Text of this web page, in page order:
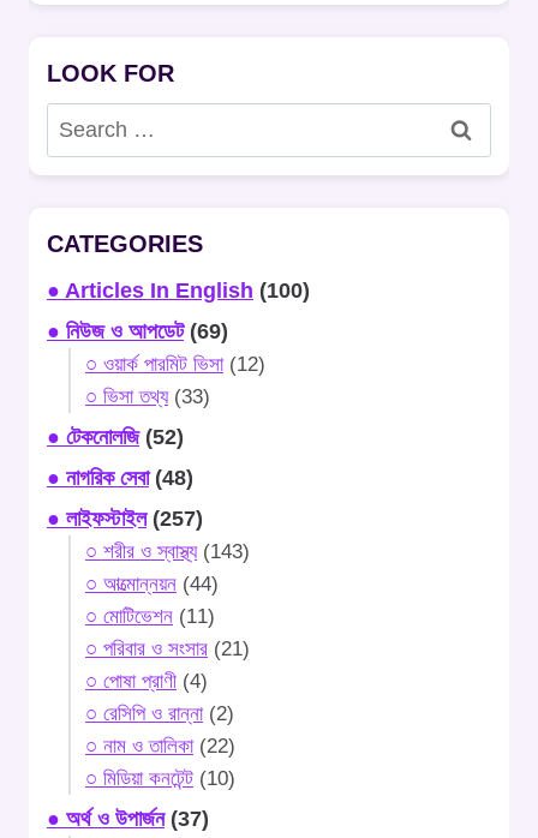
LOOK FOR
Search
for:
CATEGORIES
● Articles In English (100)
● নিউজ ও আপডেট(69)
○ ওয়ার্ক পারমিট ভিসা(12)
○ ভিসা তথ্য(33)
● টেকনোলজি(52)
● নাগরিক সেবা(48)
● লাইফস্টাইল(257)
○ শরীর ও স্বাস্থ্য(143)
○ আত্মোন্নয়ন (44)
○ মোটিভেশন (11)
○ পরিবার ও সংসার (21)
○ পোষা প্রাণী (4)
○ রেসিপি ও রান্না(2)
○ নাম ও তালিকা(22)
○ মিডিয়া কনটেন্ট (10)
● অর্থ ও উপার্জন(37)